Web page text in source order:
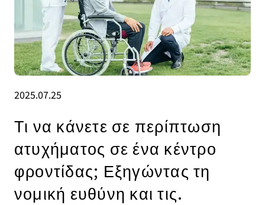
2025.07.25
Τι να κάνετε σε περίπτωση
ατυχήματος σε ένα κέντρο
φροντίδας; Εξηγώντας τη
νομική ευθύνη και τις.